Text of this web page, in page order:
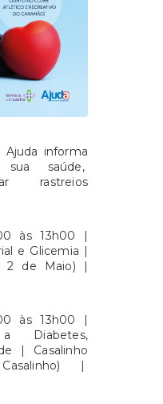
informa
saúde,
rastreios
às 13h00 |
e Glicemia |
2 de Maio) |
às 13h00 |
Diabetes,
| Casalinho
|